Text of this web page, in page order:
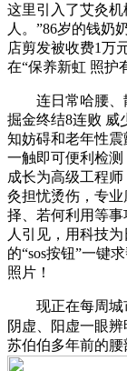
这里引入了艾灸
人。”86岁的钱奶
店剪发被收费1万
在“保养新虹 照护
连日常哈腰、散
掘金终结8连败 威
知妨碍和老年性
一触即可便利检
成长为高级工程
灸担忧烫伤，专
择、若何利用等
人引见，用科技
的“sos按钮”一键
照片！
现正在每周城市
阴虚、阳虚一眼辨
苏伯伯多年前的腰